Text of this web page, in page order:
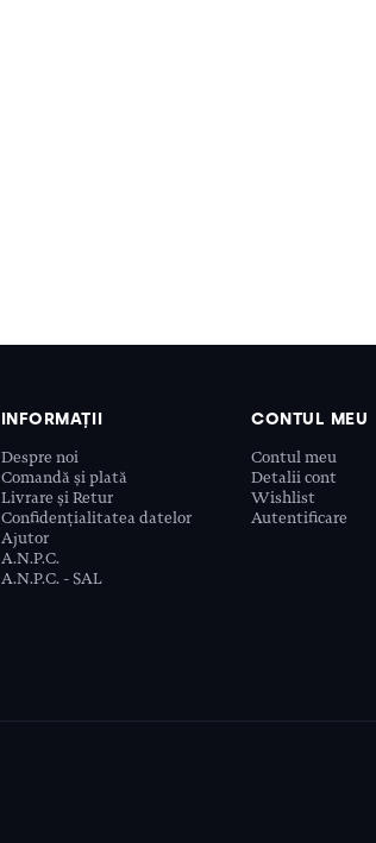
INFORMAȚII
Despre noi
Comandă și plată
Livrare și Retur
Confidențialitatea datelor
Ajutor
A.N.P.C.
A.N.P.C. - SAL
CONTUL MEU
Contul meu
Detalii cont
Wishlist
Autentificare